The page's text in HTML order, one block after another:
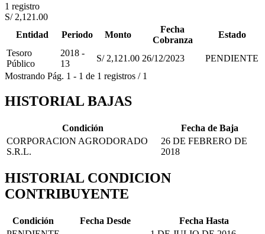
1 registro
S/ 2,121.00
Entidad
Periodo Monto
Fecha
Cobranza
Estado
Tesoro
Público
2018 -
13
S/ 2,121.00 26/12/2023
PENDIENTE
Mostrando Pág. 1 - 1 de 1 registros / 1
HISTORIAL BAJAS
Condición
Fecha de Baja
CORPORACION AGRODORADO
S.R.L.
26 DE FEBRERO DE
2018
HISTORIAL CONDICION
CONTRIBUYENTE
Condición Fecha Desde
Fecha Hasta